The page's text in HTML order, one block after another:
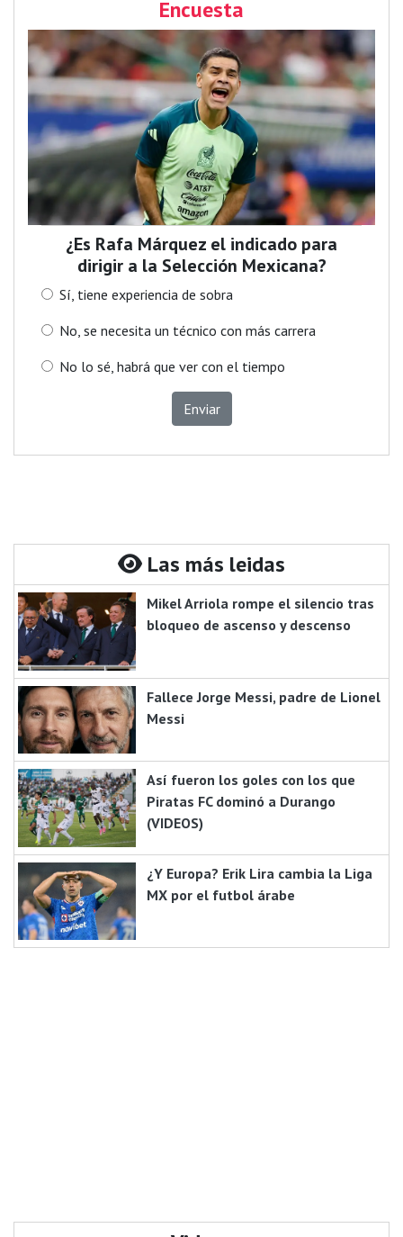
Encuesta
¿Es Rafa Márquez el indicado para
dirigir a la Selección Mexicana?
Sí, tiene experiencia de sobra
No, se necesita un técnico con más carrera
No lo sé, habrá que ver con el tiempo
Enviar
Las más leidas
Mikel Arriola rompe el silencio tras
bloqueo de ascenso y descenso
Fallece Jorge Messi, padre de Lionel
Messi
Así fueron los goles con los que
Piratas FC dominó a Durango
(VIDEOS)
¿Y Europa? Erik Lira cambia la Liga
MX por el futbol árabe